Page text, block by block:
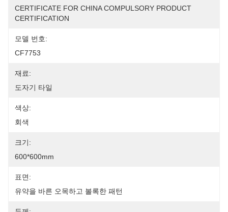
CERTIFICATE FOR CHINA COMPULSORY PRODUCT
CERTIFICATION
모델 번호:
CF7753
재료:
도자기 타일
색상:
회색
크기:
600*600mm
표면:
유약을 바른 오목하고 볼록한 패턴